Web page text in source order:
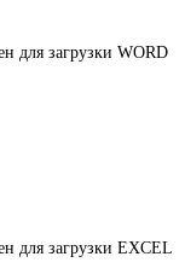
загрузки WORD
загрузки EXCEL